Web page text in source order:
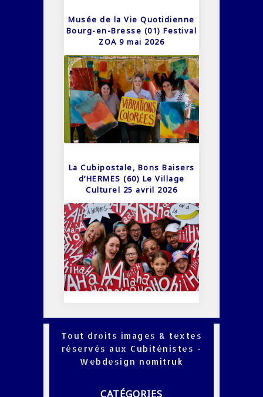
Musée de la Vie Quotidienne
Bourg-en-Bresse (01) Festival
ZOA 9 mai 2026
La Cubipostale, Bons Baisers
d’HERMES (60) Le Village
Culturel 25 avril 2026
Tout droits images & textes
réservés aux Cubiténistes -
Webdesign nomitruk
CATÉGORIES